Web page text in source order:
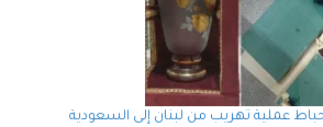
عملية تهريب من لبنان إلى السعودية